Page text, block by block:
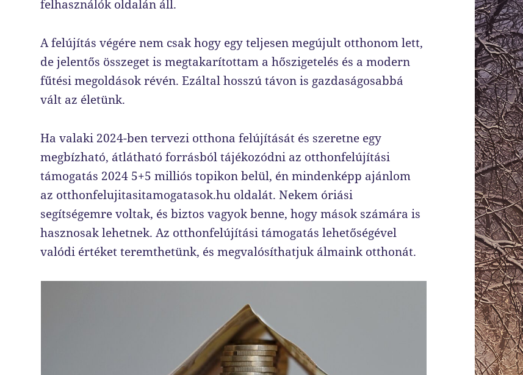
felhasználók oldalán áll.
A felújítás végére nem csak hogy egy teljesen megújult otthonom lett,
de jelentős összeget is megtakarítottam a hőszigetelés és a modern
fűtési megoldások révén. Ezáltal hosszú távon is gazdaságosabbá
vált az életünk.
Ha valaki 2024-ben tervezi otthona felújítását és szeretne egy
megbízható, átlátható forrásból tájékozódni az otthonfelújítási
támogatás 2024 5+5 milliós topikon belül, én mindenképp ajánlom
az otthonfelujitasitamogatasok.hu oldalát. Nekem óriási
segítségemre voltak, és biztos vagyok benne, hogy mások számára is
hasznosak lehetnek. Az otthonfelújítási támogatás lehetőségével
valódi értéket teremthetünk, és megvalósíthatjuk álmaink otthonát.